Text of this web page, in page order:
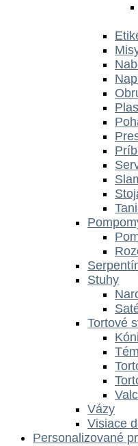
Stuhy
Tortové
Vázy
Visiace
Personalizované